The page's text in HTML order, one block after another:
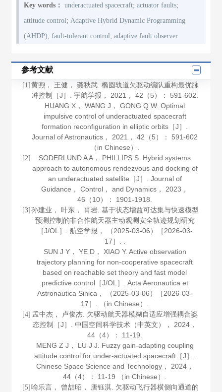
Key words： underactuated spacecraft;actuator faults;
attitude control; Adaptive Hybrid Dynamic Programming
(AHDP);fault-tolerant control;adaptive fault observer
参考文献
[1] 黄煦， 王健， 龚秋武. 椭圆轨道欠驱动编队重构最优脉
冲控制［J］. 宇航学报 ， 2021 ， 42 （5）： 591-602.
HUANG X， WANG J， GONG Q W. Optimal
impulsive control of underactuated spacecraft
formation reconfiguration in elliptic orbits［J］.
Journal of Astronautics ， 2021 ，42 （5）： 591-602
（in Chinese）.
[2]
SODERLUND A A， PHILLIPS S. Hybrid systems
approach to autonomous rendezvous and docking of
an underactuated satellite［J］. Journal of
Guidance， Control， and Dynamics ， 2023 ，
46 （10）： 1901-1918.
[3] 孙建业， 叶东， 肖岩. 基于状态增益可达集与快速模型
预测控制的非合作航天器主动观测安全轨迹规划研究
［J/OL］. 航空学报 ， （2025-03-06）［2026-03-
17］. .
SUN J Y， YE D， XIAO Y. Active observation
trajectory planning for non-cooperative spacecraft
based on reachable set theory and fast model
predictive control［J/OL］. Acta Aeronautica et
Astronautica Sinica ， （2025-03-06）［2026-03-
17］. （in Chinese）.
[4] 孟中杰， 卢俊杰. 欠驱动航天器模糊自适应增强耦合姿
态控制［J］.中国空间科学技术（中英文） ， 2024 ，
44 （4）： 11-19.
MENG Z J， LU J J. Fuzzy gain-adapting coupling
attitude control for under-actuated spacecraft［J］.
Chinese Space Science and Technology， 2024，
44 （4）： 11-19 （in Chinese）.
[5] 喻乐言， 曾喆昭， 唐钰淇. 欠驱动飞行器横侧向通道的